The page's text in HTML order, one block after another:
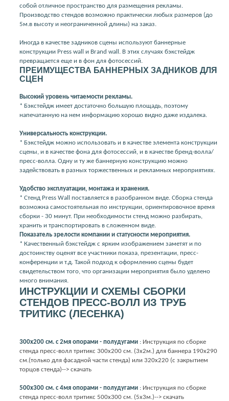
собой отличное пространство для размещения рекламы.
Производство стендов возможно практически любых размеров (до
5м.в высоту и неограниченной длины) на заказ.
Иногда в качестве задников сцены используют баннерные
конструкции Press wall и Brand wall. В этих случаях бэкстейдж
превращается еще и в фон для фотосессий.
ПРЕИМУЩЕСТВА БАННЕРНЫХ ЗАДНИКОВ ДЛЯ
СЦЕН
Высокий уровень читаемости рекламы.
* Бэкстейдж имеет достаточно большую площадь, поэтому
напечатанную на нем информацию хорошо видно даже издалека.
Универсальность конструкции.
* Бэкстейдж можно использовать и в качестве элемента конструкции
сцены, и в качестве фона для фотосессий, и в качестве бренд-волла/
пресс-волла. Одну и ту же баннерную конструкцию можно
задействовать в разных торжественных и рекламных мероприятиях.
Удобство эксплуатации, монтажа и хранения.
* Стенд Press Wall поставляется в разобранном виде. Сборка стенда
возможна самостоятельная по инструкции, ориентировочное время
сборки - 30 минут. При необходимости стенд можно разбирать,
хранить и транспортировать в сложенном виде.
Показатель зрелости компании и статусности мероприятия.
* Качественный бэкстейдж с ярким изображением заметят и по
достоинству оценят все участники показа, презентации, пресс-
конференции и т.д. Такой подход к оформлению сцены будет
свидетельством того, что организации мероприятия было уделено
много внимания.
ИНСТРУКЦИИ И СХЕМЫ СБОРКИ
СТЕНДОВ ПРЕСС-ВОЛЛ ИЗ ТРУБ
ТРИТИКС (ЛЕСЕНКА)
300х200 см. с 2мя опорами - полудугами : Инструкция по сборке
стенда пресс-волл тритикс 300х200 см. (3х2м.) для баннера 190х290
см.(только для фасадной части стенда) или 320х220 (с закрытием
торцов стенда)--> скачать
500х300 см. с 4мя опорами - полудугами : Инструкция по сборке
стенда пресс-волл тритикс 500х300 см. (5х3м.)--> скачать